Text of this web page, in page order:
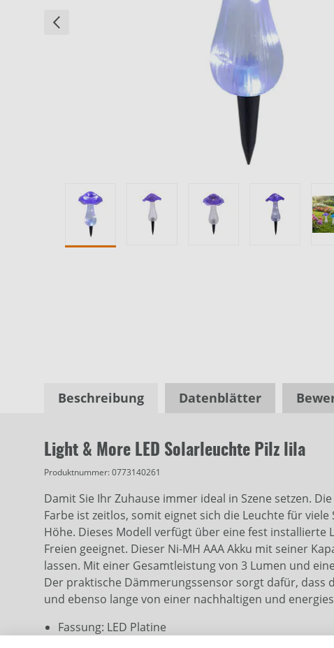
Beschreibung Datenblätter
Light & More LED Solarleuchte Pilz lila
Produktnummer:0773140261
Damit Sie Ihr Zuhause immer ideal in Szene setzen.
Farbe ist zeitlos, somit eignet sich die Leuchte für
Höhe. Dieses Modell verfügt über eine fest installierte
Freien geeignet. Dieser Ni-MH AAA Akku mit seiner
lassen. Mit einer Gesamtleistung von 3 Lumen und
Der praktische Dämmerungssensor sorgt dafür, dass
und ebenso lange von einer nachhaltigen und
Fassung: LED Platine